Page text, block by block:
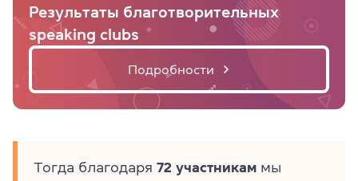
Результаты благотворительных
speaking clubs
Подробности
Тогда благодаря 72 участникам мы